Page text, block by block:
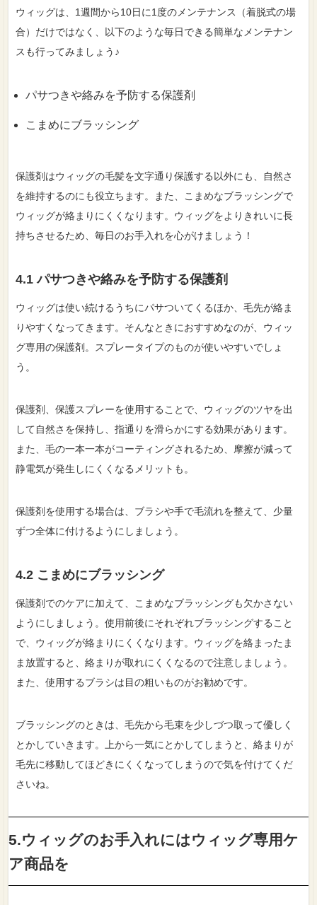
ウィッグは、1週間から10日に1度のメンテナンス（着脱式の場
合）だけではなく、以下のような毎日できる簡単なメンテナン
スも行ってみましょう♪
パサつきや絡みを予防する保護剤
こまめにブラッシング
保護剤はウィッグの毛髪を文字通り保護する以外にも、自然さ
を維持するのにも役立ちます。また、こまめなブラッシングで
ウィッグが絡まりにくくなります。ウィッグをよりきれいに長
持ちさせるため、毎日のお手入れを心がけましょう！
4.1 パサつきや絡みを予防する保護剤
ウィッグは使い続けるうちにパサついてくるほか、毛先が絡ま
りやすくなってきます。そんなときにおすすめなのが、ウィッ
グ専用の保護剤。スプレータイプのものが使いやすいでしょ
う。
保護剤、保護スプレーを使用することで、ウィッグのツヤを出
して自然さを保持し、指通りを滑らかにする効果があります。
また、毛の一本一本がコーティングされるため、摩擦が減って
静電気が発生しにくくなるメリットも。
保護剤を使用する場合は、ブラシや手で毛流れを整えて、少量
ずつ全体に付けるようにしましょう。
4.2 こまめにブラッシング
保護剤でのケアに加えて、こまめなブラッシングも欠かさない
ようにしましょう。使用前後にそれぞれブラッシングすること
で、ウィッグが絡まりにくくなります。ウィッグを絡まったま
ま放置すると、絡まりが取れにくくなるので注意しましょう。
また、使用するブラシは目の粗いものがお勧めです。
ブラッシングのときは、毛先から毛束を少しづつ取って優しく
とかしていきます。上から一気にとかしてしまうと、絡まりが
毛先に移動してほどきにくくなってしまうので気を付けてくだ
さいね。
5.ウィッグのお手入れにはウィッグ専用ケ
ア商品を